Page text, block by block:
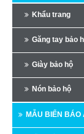
Khẩu trang
Găng tay bảo
Giày bảo hộ
Nón bảo hộ
MẪU BIỂN BÁO